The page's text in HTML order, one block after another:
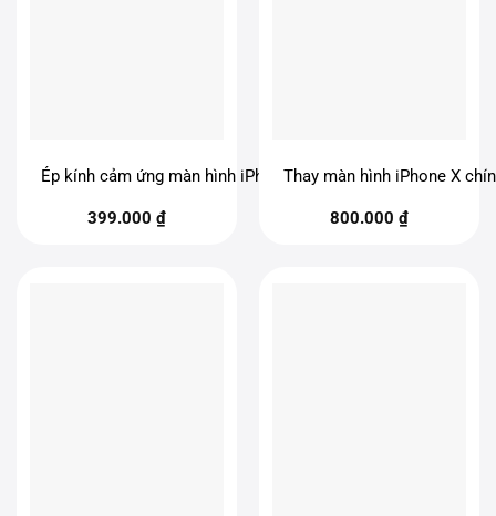
Ép kính cảm ứng màn hình iPhone X
399.000 ₫
Thay màn hình iPhone X
800.000 ₫